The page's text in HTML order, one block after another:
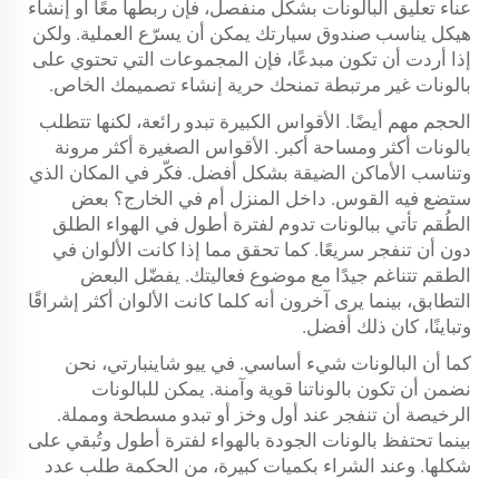
عناء تعليق البالونات بشكل منفصل، فإن ربطها معًا أو إنشاء
هيكل يناسب صندوق سيارتك يمكن أن يسرّع العملية. ولكن
إذا أردت أن تكون مبدعًا، فإن المجموعات التي تحتوي على
بالونات غير مرتبطة تمنحك حرية إنشاء تصميمك الخاص.
الحجم مهم أيضًا. الأقواس الكبيرة تبدو رائعة، لكنها تتطلب
بالونات أكثر ومساحة أكبر. الأقواس الصغيرة أكثر مرونة
وتناسب الأماكن الضيقة بشكل أفضل. فكّر في المكان الذي
ستضع فيه القوس. داخل المنزل أم في الخارج؟ بعض
الطُقم تأتي ببالونات تدوم لفترة أطول في الهواء الطلق
دون أن تنفجر سريعًا. كما تحقق مما إذا كانت الألوان في
الطقم تتناغم جيدًا مع موضوع فعاليتك. يفضّل البعض
التطابق، بينما يرى آخرون أنه كلما كانت الألوان أكثر إشراقًا
وتباينًا، كان ذلك أفضل.
كما أن البالونات شيء أساسي. في ييو شاينبارتي، نحن
نضمن أن تكون بالوناتنا قوية وآمنة. يمكن للبالونات
الرخيصة أن تنفجر عند أول وخز أو تبدو مسطحة ومملة.
بينما تحتفظ بالونات الجودة بالهواء لفترة أطول وتُبقي على
شكلها. وعند الشراء بكميات كبيرة، من الحكمة طلب عدد